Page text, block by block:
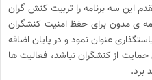
این سه برنامه را تربیت کنش گران
ی مدون برای حفظ امنیت کنشگران
عنوان نمود و در پایان اضافه
حمایت از کنشگران نباشد، فعالیت ها
برد.